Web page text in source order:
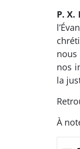
P. X.
nous
nos
la
À